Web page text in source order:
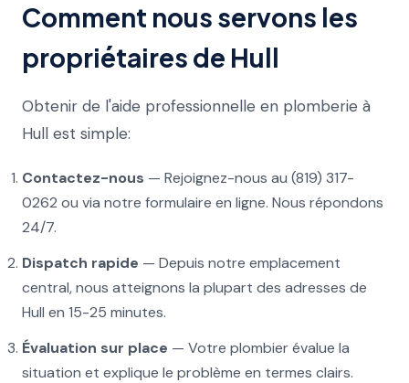
Comment nous servons les
propriétaires de Hull
Obtenir de l'aide professionnelle en plomberie à
Hull est simple:
Contactez-nous — Rejoignez-nous au (819) 317-
0262 ou via notre formulaire en ligne. Nous répondons
24/7.
Dispatch rapide — Depuis notre emplacement
central, nous atteignons la plupart des adresses de
Hull en 15-25 minutes.
Évaluation sur place — Votre plombier évalue la
situation et explique le problème en termes clairs.